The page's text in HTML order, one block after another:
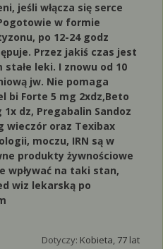
jeśli włącza się serce
w formie
po 12-24 godz
Przez jakiś czas jest
leki. I znowu od 10
jw. Nie pomaga
bi Forte 5 mg 2xdz,Beto
1x dz, Pregabalin Sandoz
wieczór oraz Texibax
moczu, IRN są w
produkty żywnościowe
wpływać na taki stan,
wiz lekarską po
Dotyczy: Kobieta, 77 lat